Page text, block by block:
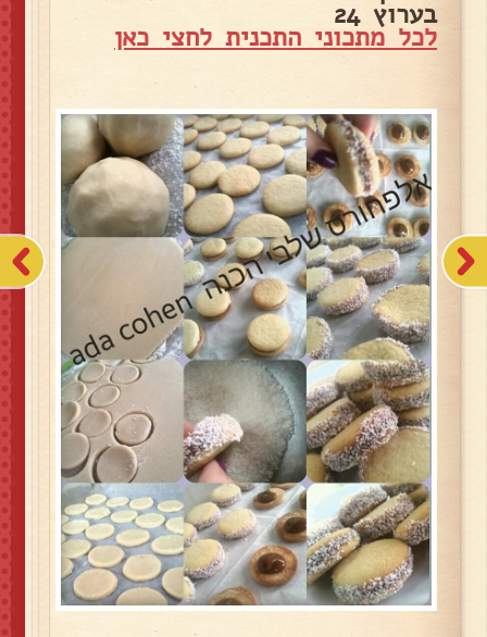
בערוץ 24
לכל מתכוני התכנית לחצי כאן